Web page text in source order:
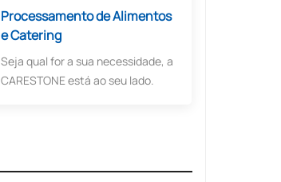
Processamento de Alimentos
e Catering
Seja qual for a sua necessidade, a
CARESTONE está ao seu lado.